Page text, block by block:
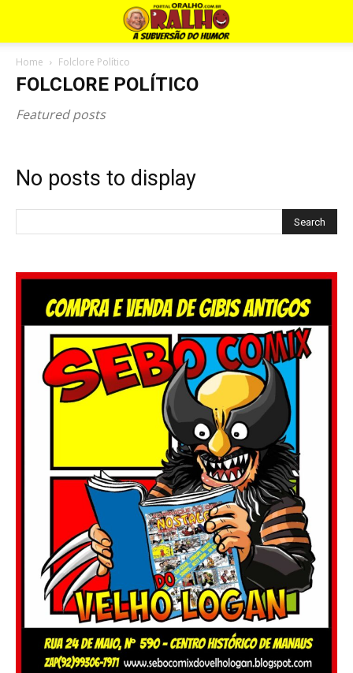
Home Folclore Político
FOLCLORE POLÍTICO
Featured posts
No posts to display